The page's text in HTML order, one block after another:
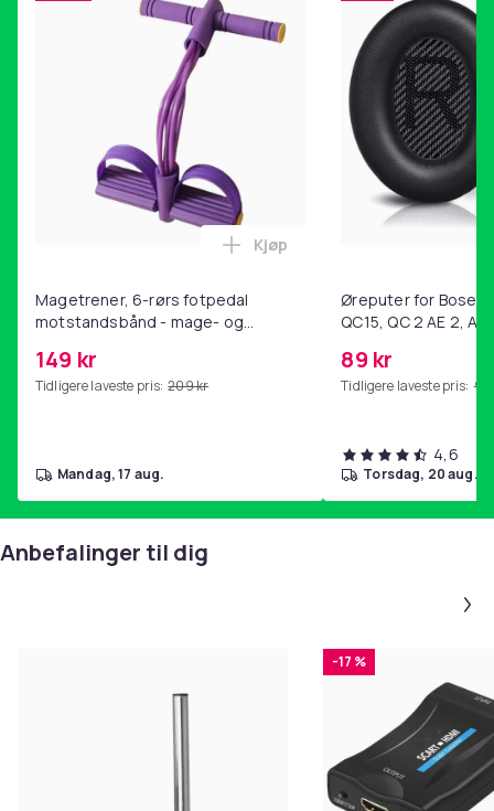
Magetrener, 6-rørs fotpedal
motstandsbånd - mage- og
hjemmegymnastikk Purple
149 kr
Tidligere laveste pris: 209 kr
Legg Magetrener, 6-rørs
Kjøp
mandag, 17 aug.
Øreputer for Bose
QC15, QC 2 AE 2, AE
89 kr
Tidligere laveste pris: 99
4,6
torsdag, 20 aug.
Anbefalinger til dig
-17 %